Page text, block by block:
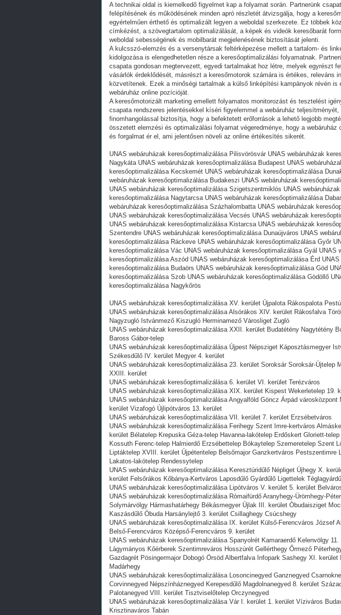
A technikai oldal is kiemelkedő figyelmet kap a folyamat során. Partnerünk
felépítésének és működésének minden apró részletét átvizsgálja, hogy a
egyértelműen érthető és optimalizált legyen a weboldal szerkezete. Ez többek
címkézést, a szövegtartalom optimalizálását, a képek és videók keresőbarát
weboldal sebességének és mobilbarát megjelenésének biztosítását jelenti.
A kulcsszó-elemzés és a versenytársak feltérképezése mellett a tartalom- és
kidolgozása is elengedhetetlen része a keresőoptimalizálási folyamatnak.
csapata gondosan megtervezett, egyedi tartalmakat hoz létre, melyek egyrészt
vásárlók érdeklődését, másrészt a keresőmotorok számára is értékes, releváns
közvetítenek. Ezek a minőségi tartalmak a külső linképítési kampányok révén is
webáruház online pozícióját.
A keresőmotorizált marketing emellett folyamatos monitorozást és tesztelést
csapata rendszeres jelentésekkel kíséri figyelemmel a webáruház
finomhangolással biztosítja, hogy a befektetett erőforrások a lehető legjobb
összetett elemzési és optimalizálási folyamat végeredménye, hogy a webáruház
és forgalmat ér el, ami jelentősen növeli az online értékesítés sikerét.
UNAS webáruházak keresőoptimalizálása Pilisvörösvár UNAS webáruházak
Nagykáta UNAS webáruházak keresőoptimalizálása Budapest UNAS
keresőoptimalizálása Kecskemét UNAS webáruházak keresőoptimalizálása
webáruházak keresőoptimalizálása Budakeszi UNAS webáruházak
UNAS webáruházak keresőoptimalizálása Szigetszentmiklós UNAS webáruházak
keresőoptimalizálása Nagytarcsa UNAS webáruházak keresőoptimalizálása
webáruházak keresőoptimalizálása Százhalombatta UNAS webáruházak
UNAS webáruházak keresőoptimalizálása Vecsés UNAS webáruházak
UNAS webáruházak keresőoptimalizálása Kistarcsa UNAS webáruházak
Szentendre UNAS webáruházak keresőoptimalizálása Dunaújváros UNAS
keresőoptimalizálása Ráckeve UNAS webáruházak keresőoptimalizálása Győr
keresőoptimalizálása Vác UNAS webáruházak keresőoptimalizálása Gyál UNAS
keresőoptimalizálása Aszód UNAS webáruházak keresőoptimalizálása Érd
keresőoptimalizálása Budaörs UNAS webáruházak keresőoptimalizálása Göd
keresőoptimalizálása Szob UNAS webáruházak keresőoptimalizálása Gödöllő
keresőoptimalizálása Nagykőrös
UNAS webáruházak keresőoptimalizálása XV. kerület Újpalota Rákospalota
UNAS webáruházak keresőoptimalizálása Alsórákos XIV. kerület Rákosfalva
Nagyzugló Istvánmező Kiszugló Herminamező Városliget Zugló
UNAS webáruházak keresőoptimalizálása XXII. kerület Budatétény Nagytétény
Baross Gábor-telep
UNAS webáruházak keresőoptimalizálása Újpest Népsziget Káposztásmegyer
Székesdűlő IV. kerület Megyer 4. kerület
UNAS webáruházak keresőoptimalizálása 23. kerület Soroksár Soroksár-Újtelep
XXIII. kerület
UNAS webáruházak keresőoptimalizálása 6. kerület VI. kerület Terézváros
UNAS webáruházak keresőoptimalizálása XIX. kerület Kispest Wekerletelep 19.
UNAS webáruházak keresőoptimalizálása Angyalföld Göncz Árpád városközpont
kerület Vizafogó Újlipótváros 13. kerület
UNAS webáruházak keresőoptimalizálása VII. kerület 7. kerület Erzsébetváros
UNAS webáruházak keresőoptimalizálása Ferihegy Szent Imre-kertváros
kerület Bélatelep Krepuska Géza-telep Havanna-lakótelep Erdőskert Gloriett-
Kossuth Ferenc-telep Halmierdő Erzsébettelep Bókaytelep Szemeretelep Szent
Liptáktelep XVIII. kerület Újpéteritelep Belsőmajor Ganzkertváros Pestszentimre
Lakatos-lakótelep Rendessytelep
UNAS webáruházak keresőoptimalizálása Keresztúridűlő Népliget Újhegy X.
kerület Felsőrákos Kőbánya-Kertváros Laposdűlő Gyárdűlő Ligettelek
UNAS webáruházak keresőoptimalizálása Lipótváros V. kerület 5. kerület
UNAS webáruházak keresőoptimalizálása Rómaifürdő Aranyhegy-Ürömhegy-
Solymárvölgy Hármashatárhegy Békásmegyer Újlak III. kerület Óbudaisziget
Kaszásdűlő Óbuda Harsánylejtő 3. kerület Csillaghegy Csúcshegy
UNAS webáruházak keresőoptimalizálása IX. kerület Külső-Ferencváros József
Belső-Ferencváros Középső-Ferencváros 9. kerület
UNAS webáruházak keresőoptimalizálása Spanyolrét Kamaraerdő Kelenvölgy 11.
Lágymányos Kőérberek Szentimreváros Hosszúrét Gellérthegy Őrmező
Gazdagrét Pösingermajor Dobogó Örsöd Albertfalva Infopark Sashegy XI. kerület
Madárhegy
UNAS webáruházak keresőoptimalizálása Losoncinegyed Ganznegyed
Corvinnegyed Népszínháznegyed Kerepesdűlő Magdolnanegyed 8. kerület
Palotanegyed VIII. kerület Tisztviselőtelep Orczynegyed
UNAS webáruházak keresőoptimalizálása Vár I. kerület 1. kerület Víziváros
Krisztinaváros Tabán